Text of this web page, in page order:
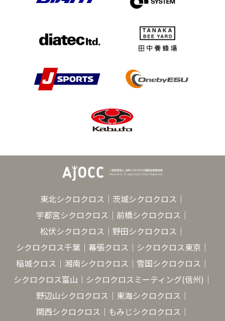
東北シクロクロス
茨城シクロクロス
宇都宮シクロクロス
前橋シクロクロス
松伏シクロクロス
野田シクロクロス
シクロクロス千葉
幕張クロス
シクロクロス東京
稲城クロス
湘南シクロクロス
雪国シクロクロス
シクロクロス富山
シクロクロスミーティング(信州)
野辺山シクロクロス
東海シクロクロス
関西シクロクロス
もみじシクロクロス